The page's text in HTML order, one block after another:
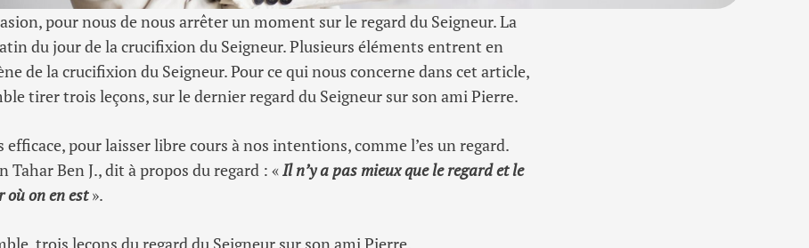
pour nous de nous arrêter un moment sur le regard du Seigneur. La
du jour de la crucifixion du Seigneur. Plusieurs éléments entrent en
de la crucifixion du Seigneur. Pour ce qui nous concerne dans cet article,
tirer trois leçons, sur le dernier regard du Seigneur sur son ami Pierre.
efficace, pour laisser libre cours à nos intentions, comme l’es un regard.
Tahar Ben J., dit à propos du regard : «Il n’y a pas mieux que le regard et le
où on en est».
trois leçons du regard du Seigneur sur son ami Pierre.